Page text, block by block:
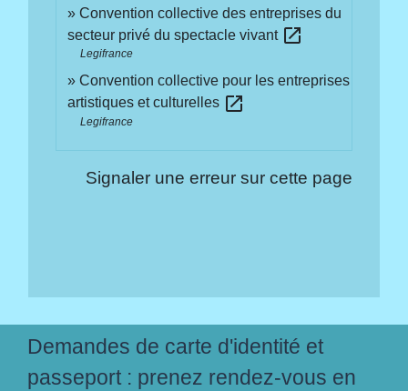
Convention collective des entreprises du
secteur privé du spectacle vivant open_in_new
Legifrance
Convention collective pour les entreprises
artistiques et culturelles open_in_new
Legifrance
Signaler une erreur sur cette page
Demandes de carte d'identité et
passeport : prenez rendez-vous en